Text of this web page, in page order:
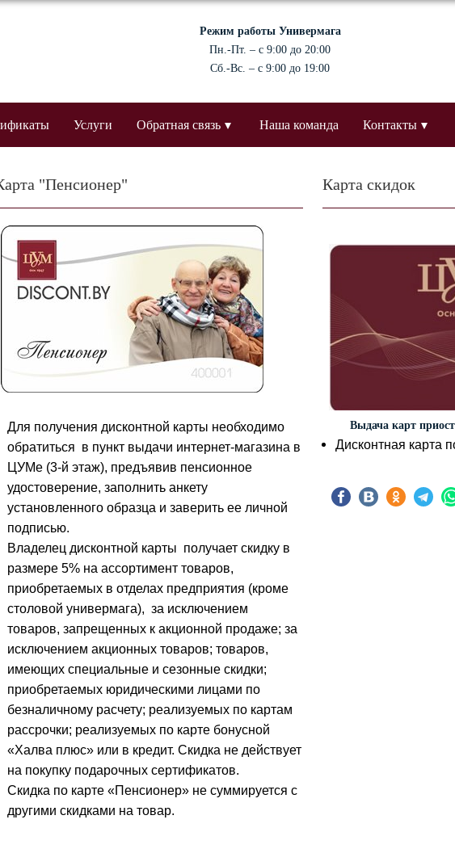
Режим работы Универмага
Пн.-Пт. – с 9:00 до 20:00
Сб.-Вс. – с 9:00 до 19:00
Услуги Обратная связь Наша команда Контакты
"Пенсионер"
Для получения дисконтной карты необходимо
обратиться в пункт выдачи интернет-магазина в
ЦУМе (3-й этаж), предъявив пенсионное
удостоверение, заполнить анкету
установленного образца и заверить ее личной
подписью.
Владелец дисконтной карты получает скидку в
размере 5% на ассортимент товаров,
приобретаемых в отделах предприятия (кроме
столовой универмага), за исключением
товаров, запрещенных к акционной продаже; за
исключением акционных товаров; товаров,
имеющих специальные и сезонные скидки;
приобретаемых юридическими лицами по
безналичному расчету; реализуемых по картам
рассрочки; реализуемых по карте бонусной
«Халва плюс» или в кредит. Скидка не действует
на покупку подарочных сертификатов.
Скидка по карте «Пенсионер» не суммируется с
другими скидками на товар.
Карта скидок
Выдача карт
Дисконтная карта